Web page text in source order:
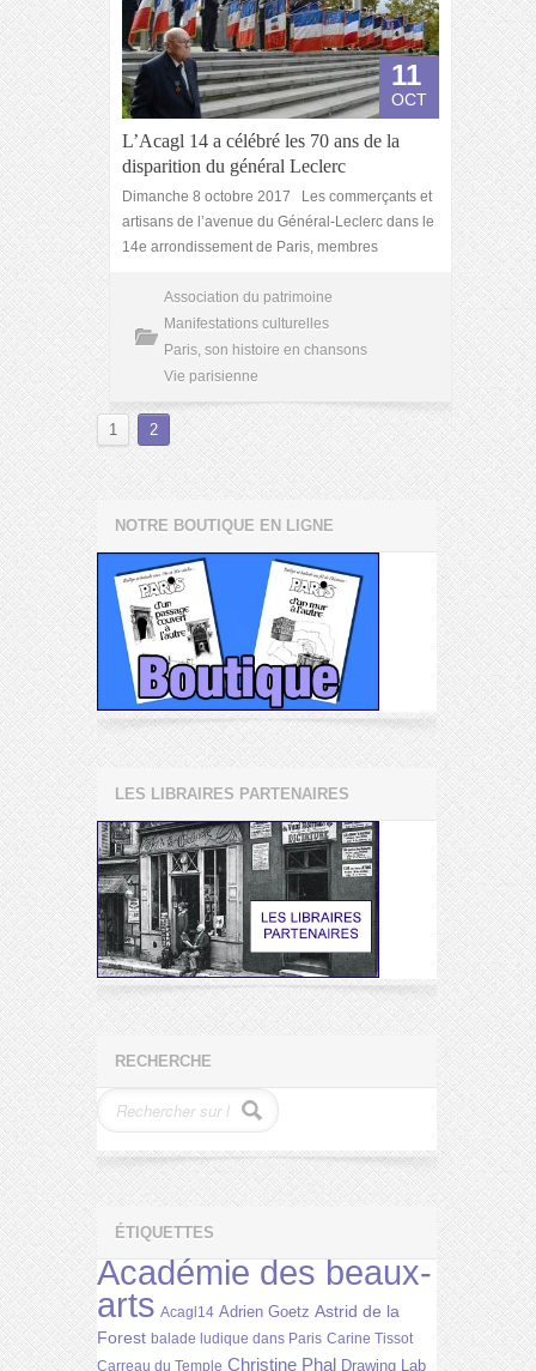
11
OCT
L’Acagl 14 a célébré les 70 ans de la
disparition du général Leclerc
Dimanche 8 octobre 2017 Les commerçants et
artisans de l’avenue du Général-Leclerc dans le
14e arrondissement de Paris, membres
Association du patrimoine
Manifestations culturelles
Paris, son histoire en chansons
Vie parisienne
1 2
NOTRE BOUTIQUE EN LIGNE
LES LIBRAIRES PARTENAIRES
RECHERCHE
ÉTIQUETTES
Académie des beaux-
arts Acagl14 Adrien Goetz Astrid de la
Forest balade ludique dans Paris Carine Tissot
Carreau du Temple Christine Phal Drawing Lab